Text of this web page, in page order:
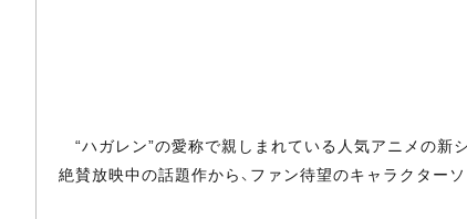
“ハガレン”の愛称で親しまれている人気アニメの新シ
絶賛放映中の話題作から、ファン待望のキャラクター